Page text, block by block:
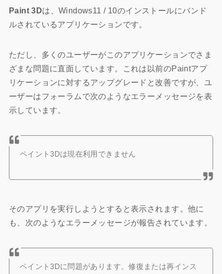
Paint 3Dは、Windows11 / 10のインストールにバンド
ルされているアプリケーションです。
ただし、多くのユーザーがこのアプリケーションでさま
ざまな問題に直面しています。これは以前のPaintアプ
リケーションに対するアップグレードと改善ですが、ユ
ーザーはフォーラムで次のようなエラーメッセージを表
示しています。
ペイント3Dは現在利用できません
そのアプリを実行しようとすると表示されます。他に
も、次のようなエラーメッセージが報告されています。
ペイント3Dに問題があります。修復または再インス